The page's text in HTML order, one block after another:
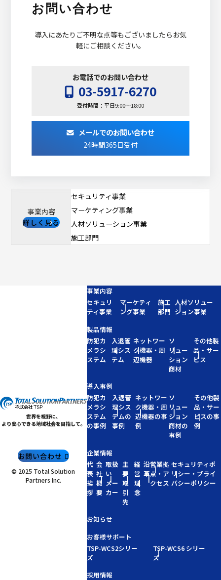
お問い合わせ
導入にあたりご不明な点等もございましたらお気
軽にご相談ください。
お電話でのお問い合わせ
03-5917-6270
受付時間： 平日9:00～18:00
メールでのお問い合わせ
24時間365日受付
事業内容
詳しく見る
セキュリティ事業
マーケティング事業
人材ソリューション事業
施工部門
世界を視野に、
より安心できる地域社会を目指して。
お問い合わせ
© 2025 Total Solution
Partners Inc.
事業内容
セキュリ
ティ事業
マーケティ
ング事業
施工
部門
人材ソリュー
ション事業
製品情報
防犯カ
メラシ
ステム
入退管
理シス
テム
ネットワー
ク機器・周
辺機器
ソ
リュー
ション
商材
その他製
品・サー
ビス
導入事例
防犯カ
メラシ
ステム
の事例
入退管
理シス
テムの
事例
ネットワー
ク機器・周
辺機器の事
例
ソ
リュー
ション
商材の
事例
その他製
品・サー
ビスの事
例
企業情報
代
表
挨
拶
会
社
概
要
取扱
い
メー
カー
主
要
取
引
先
経
営
理
念
沿
革
営業拠
点・ア
クセス
セキュリティポ
リシー・プライ
バシーポリシー
お知らせ
お客様サポート
TSP-WCS2シリー
ズ
TSP-WCS6 シリー
ズ
採用情報